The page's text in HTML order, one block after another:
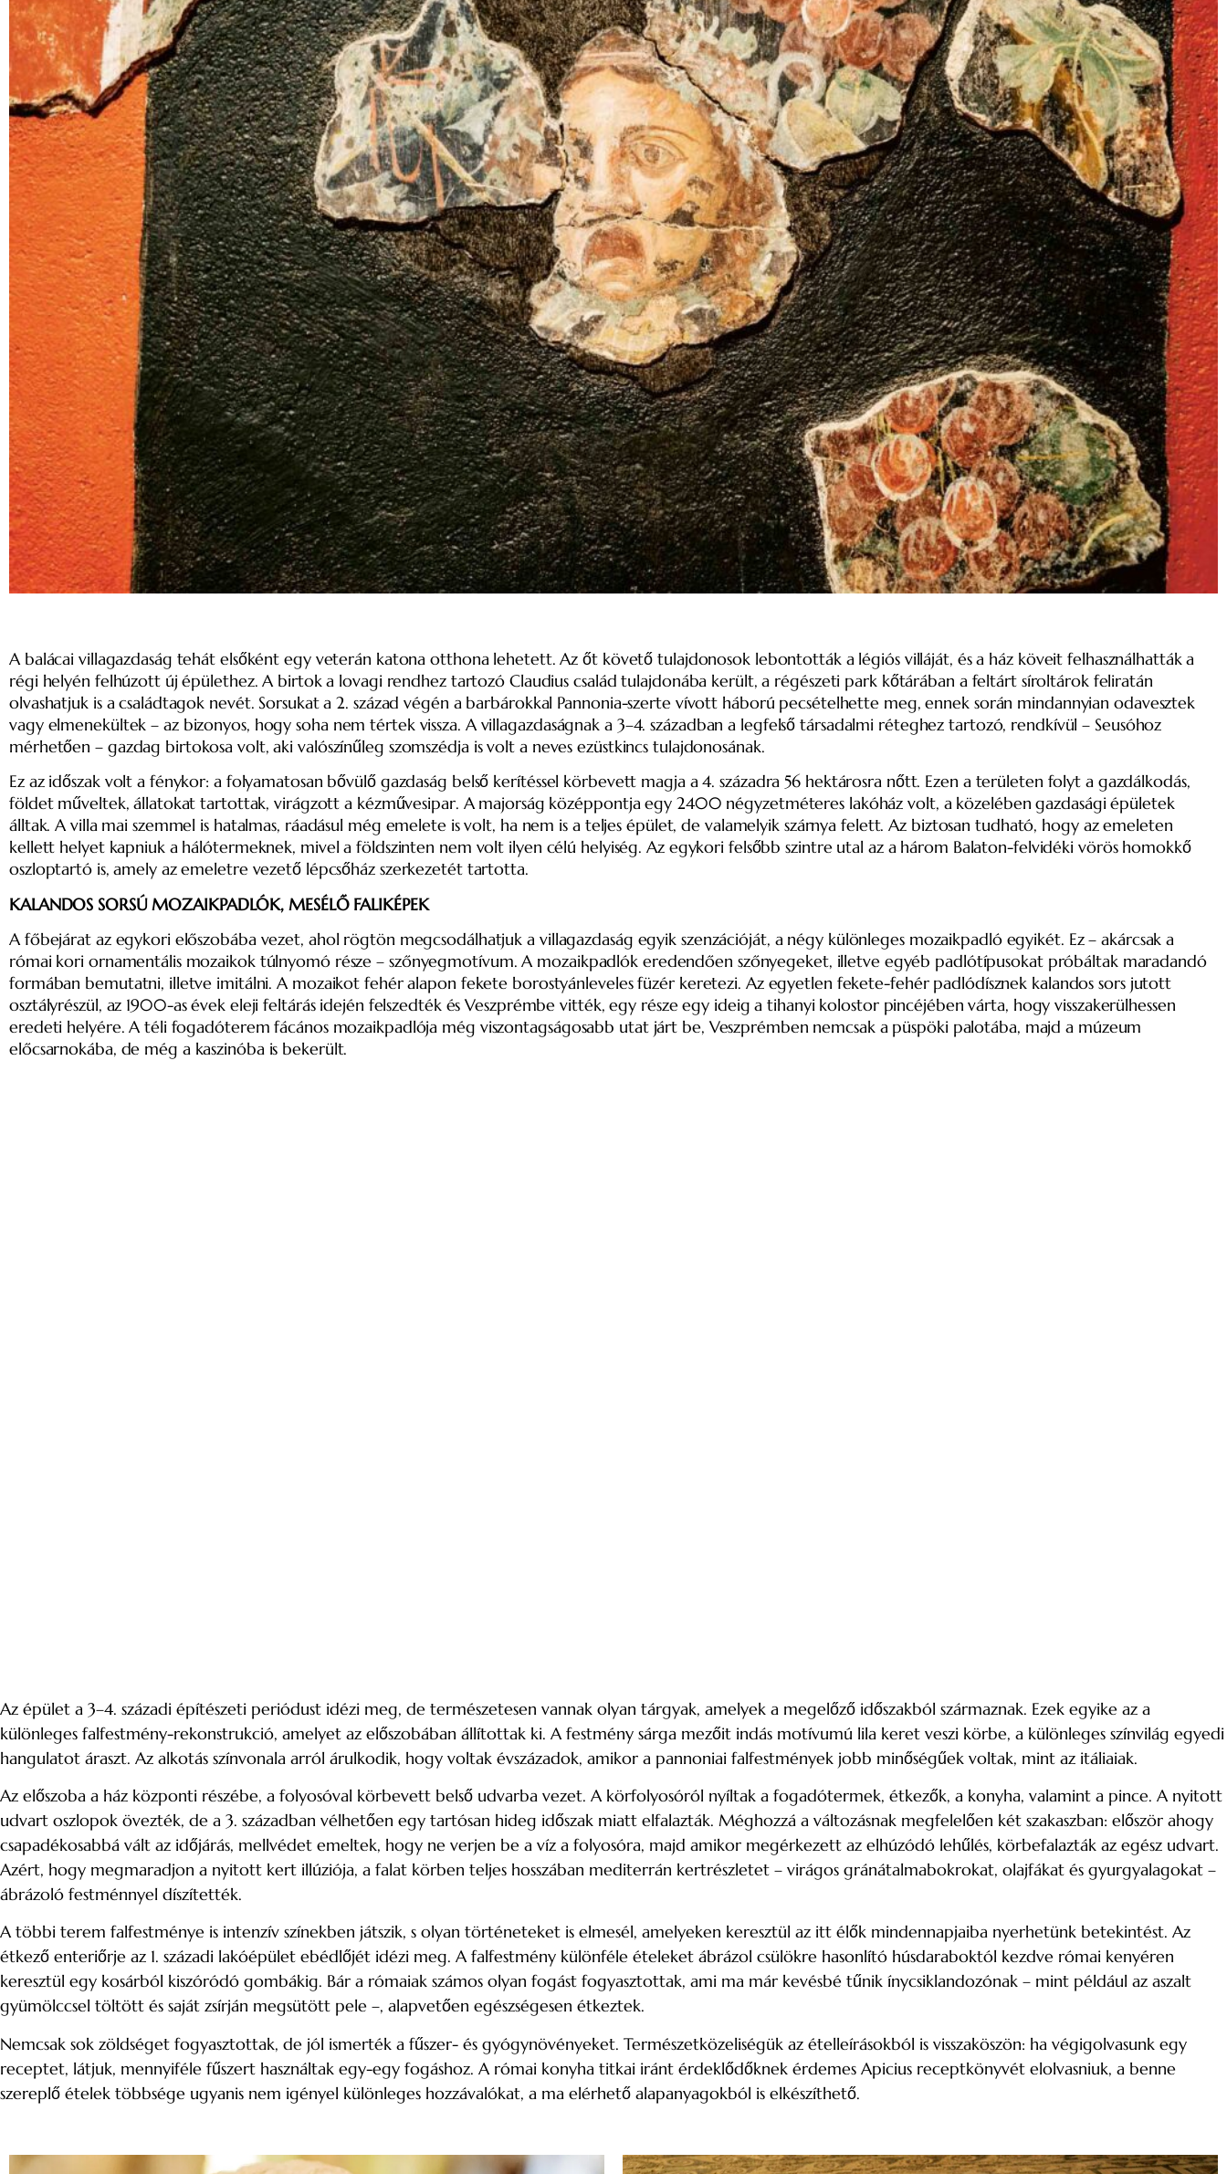
A balácai villagazdaság tehát elsőként egy veterán katona otthona lehetett. Az őt követő tulajdonosok lebontották a légiós villáját, és a ház köveit felhasználhatták a
régi helyén felhúzott új épülethez. A birtok a lovagi rendhez tartozó Claudius család tulajdonába került, a régészeti park kőtárában a feltárt síroltárok feliratán
olvashatjuk is a családtagok nevét. Sorsukat a 2. század végén a barbárokkal Pannonia-szerte vívott háború pecsételhette meg, ennek során mindannyian odavesztek
vagy elmenekültek – az bizonyos, hogy soha nem tértek vissza. A villagazdaságnak a 3–4. században a legfelső társadalmi réteghez tartozó, rendkívül – Seusóhoz
mérhetően – gazdag birtokosa volt, aki valószínűleg szomszédja is volt a neves ezüstkincs tulajdonosának.
Ez az időszak volt a fénykor: a folyamatosan bővülő gazdaság belső kerítéssel körbevett magja a 4. századra 56 hektárosra nőtt. Ezen a területen folyt a gazdálkodás,
földet műveltek, állatokat tartottak, virágzott a kézművesipar. A majorság középpontja egy 2400 négyzetméteres lakóház volt, a közelében gazdasági épületek
álltak. A villa mai szemmel is hatalmas, ráadásul még emelete is volt, ha nem is a teljes épület, de valamelyik szárnya felett. Az biztosan tudható, hogy az emeleten
kellett helyet kapniuk a hálótermeknek, mivel a földszinten nem volt ilyen célú helyiség. Az egykori felsőbb szintre utal az a három Balaton-felvidéki vörös homokkő
oszloptartó is, amely az emeletre vezető lépcsőház szerkezetét tartotta.
KALANDOS SORSÚ MOZAIKPADLÓK, MESÉLŐ FALIKÉPEK
A főbejárat az egykori előszobába vezet, ahol rögtön megcsodálhatjuk a villagazdaság egyik szenzációját, a négy különleges mozaikpadló egyikét. Ez – akárcsak a
római kori ornamentális mozaikok túlnyomó része – szőnyegmotívum. A mozaikpadlók eredendően szőnyegeket, illetve egyéb padlótípusokat próbáltak maradandó
formában bemutatni, illetve imitálni. A mozaikot fehér alapon fekete borostyánleveles füzér keretezi. Az egyetlen fekete-fehér padlódísznek kalandos sors jutott
osztályrészül, az 1900-as évek eleji feltárás idején felszedték és Veszprémbe vitték, egy része egy ideig a tihanyi kolostor pincéjében várta, hogy visszakerülhessen
eredeti helyére. A téli fogadóterem fácános mozaikpadlója még viszontagságosabb utat járt be, Veszprémben nemcsak a püspöki palotába, majd a múzeum
előcsarnokába, de még a kaszinóba is bekerült.
Az épület a 3–4. századi építészeti periódust idézi meg, de természetesen vannak olyan tárgyak, amelyek a megelőző időszakból származnak. Ezek egyike az a
különleges falfestmény-rekonstrukció, amelyet az előszobában állítottak ki. A festmény sárga mezőit indás motívumú lila keret veszi körbe, a különleges színvilág egyedi
hangulatot áraszt. Az alkotás színvonala arról árulkodik, hogy voltak évszázadok, amikor a pannoniai falfestmények jobb minőségűek voltak, mint az itáliaiak.
Az előszoba a ház központi részébe, a folyosóval körbevett belső udvarba vezet. A körfolyosóról nyíltak a fogadótermek, étkezők, a konyha, valamint a pince. A nyitott
udvart oszlopok övezték, de a 3. században vélhetően egy tartósan hideg időszak miatt elfalazták. Méghozzá a változásnak megfelelően két szakaszban: először ahogy
csapadékosabbá vált az időjárás, mellvédet emeltek, hogy ne verjen be a víz a folyosóra, majd amikor megérkezett az elhúzódó lehűlés, körbefalazták az egész udvart.
Azért, hogy megmaradjon a nyitott kert illúziója, a falat körben teljes hosszában mediterrán kertrészletet – virágos gránátalmabokrokat, olajfákat és gyurgyalagokat –
ábrázoló festménnyel díszítették.
A többi terem falfestménye is intenzív színekben játszik, s olyan történeteket is elmesél, amelyeken keresztül az itt élők mindennapjaiba nyerhetünk betekintést. Az
étkező enteriőrje az 1. századi lakóépület ebédlőjét idézi meg. A falfestmény különféle ételeket ábrázol csülökre hasonlító húsdaraboktól kezdve római kenyéren
keresztül egy kosárból kiszóródó gombákig. Bár a rómaiak számos olyan fogást fogyasztottak, ami ma már kevésbé tűnik ínycsiklandozónak – mint például az aszalt
gyümölccsel töltött és saját zsírján megsütött pele –, alapvetően egészségesen étkeztek.
Nemcsak sok zöldséget fogyasztottak, de jól ismerték a fűszer- és gyógynövényeket. Természetközeliségük az ételleírásokból is visszaköszön: ha végigolvasunk egy
receptet, látjuk, mennyiféle fűszert használtak egy-egy fogáshoz. A római konyha titkai iránt érdeklődőknek érdemes Apicius receptkönyvét elolvasniuk, a benne
szereplő ételek többsége ugyanis nem igényel különleges hozzávalókat, a ma elérhető alapanyagokból is elkészíthető.